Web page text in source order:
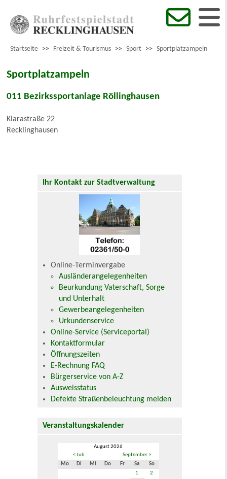
Startseite >> Freizeit & Tourismus >> Sport >> Sportplatzampeln
Sportplatzampeln
011 Bezirkssportanlage Röllinghausen
Klarastraße 22
Recklinghausen
Ihr Kontakt zur Stadtverwaltung
Online-Terminvergabe
Ausländerangelegenheiten
Beurkundung Vaterschaft, Sorge
und Unterhalt
Gewerbeangelegenheiten
Urkundenservice
Online-Service (Serviceportal)
Kontaktformular
Öffnungszeiten
E-Rechnung FAQ
Bürgerservice von A-Z
Ausweisstatus
Defekte Straßenbeleuchtung melden
Veranstaltungskalender
August 2026
< Juli
September >
Mo
Di Mi Do Fr Sa
So
1
2